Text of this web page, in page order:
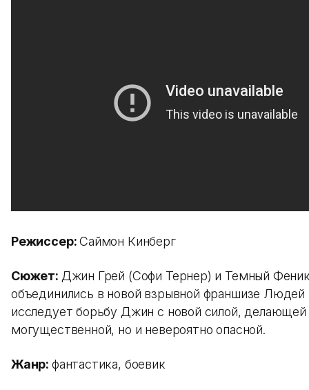
Режиссер:Саймон Кинберг
Сюжет: Джин Грей (Софи Тернер) и Темный
объединились в новой взрывной франшизе Людей
исследует борьбу Джин с новой силой, делающей
могущественной, но и невероятно опасной.
Жанр: фантастика, боевик